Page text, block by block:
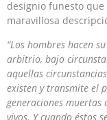
designio funesto
maravillosa
“Los hombres hacen
arbitrio, bajo
aquellas
existen y transmite el
generaciones
vivos. Y cuando éstos